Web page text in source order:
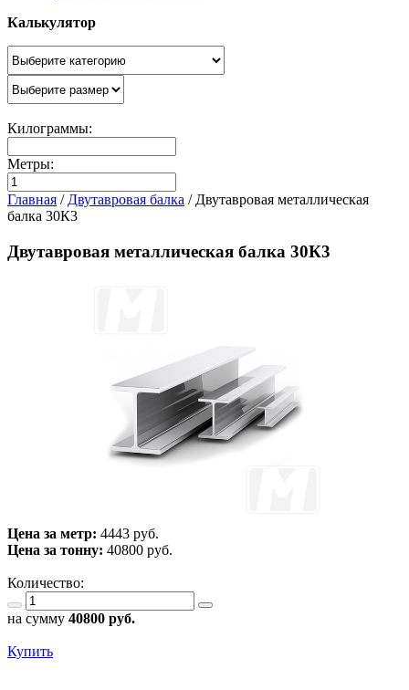
Калькулятор
Килограммы:
Метры:
Главная / Двутавровая балка / Двутавровая металлическая
балка 30К3
Двутавровая металлическая балка 30К3
Цена за метр: 4443 руб.
Цена за тонну: 40800 руб.
Количество:
на сумму 40800 руб.
Купить